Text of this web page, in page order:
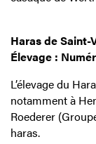
Haras de Saint-
Élevage :
L’élevage du
notamment à
Roederer
haras.